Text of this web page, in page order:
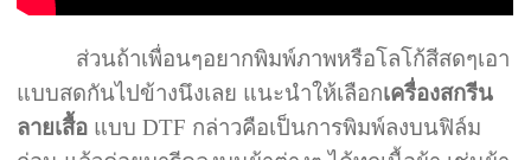
ส่วนถ้าเพื่อนๆอยากพิมพ์ภาพหรือโลโก้สีสดๆเอา
แบบสดกันไปข้างนึงเลย แนะนำให้เลือกเครื่องสกรีน
ลายเสื้อ แบบ DTF กล่าวคือเป็นการพิมพ์ลงบนฟิล์ม